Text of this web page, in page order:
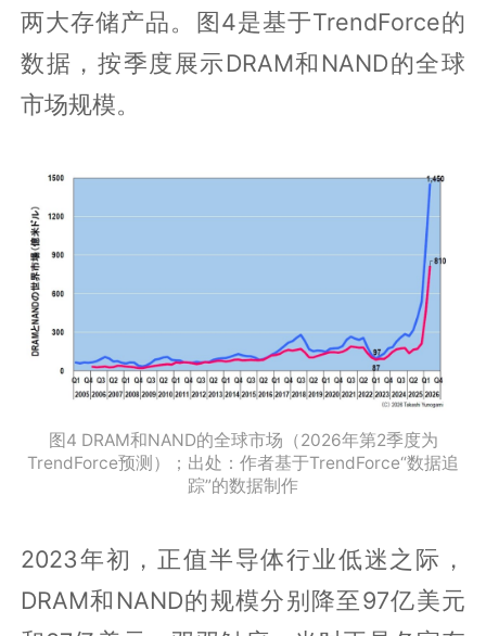
两大存储产品。图4是基于TrendForce的
数据，按季度展示DRAM和NAND的全球
市场规模。
图4 DRAM和NAND的全球市场（2026年第2季度为
TrendForce预测）；出处：作者基于TrendForce“数据追
踪”的数据制作
2023年初，正值半导体行业低迷之际，
DRAM和NAND的规模分别降至97亿美元